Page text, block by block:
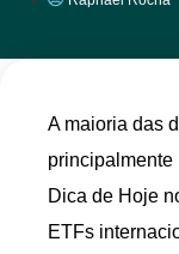
A maioria das
principalmente
Dica de Hoje
ETFs